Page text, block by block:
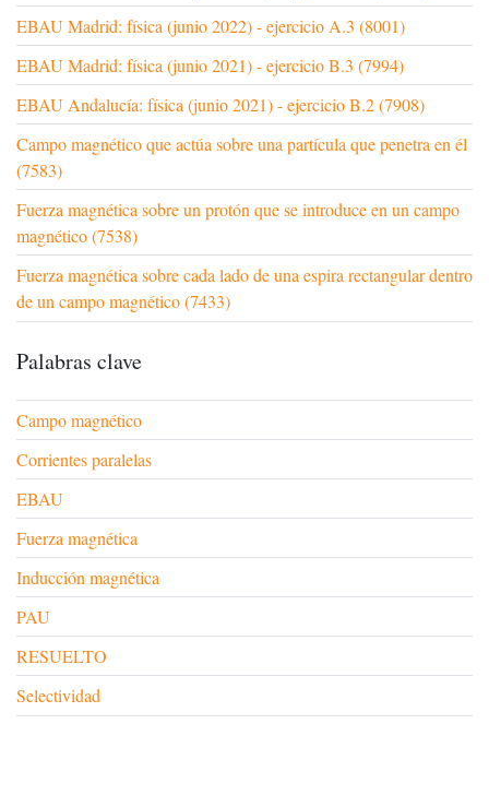
EBAU Madrid: física (junio 2022) - ejercicio A.3 (8001)
EBAU Madrid: física (junio 2021) - ejercicio B.3 (7994)
EBAU Andalucía: física (junio 2021) - ejercicio B.2 (7908)
Campo magnético que actúa sobre una partícula que penetra en él
(7583)
Fuerza magnética sobre un protón que se introduce en un campo
magnético (7538)
Fuerza magnética sobre cada lado de una espira rectangular dentro
de un campo magnético (7433)
Palabras clave
Campo magnético
Corrientes paralelas
EBAU
Fuerza magnética
Inducción magnética
PAU
RESUELTO
Selectividad